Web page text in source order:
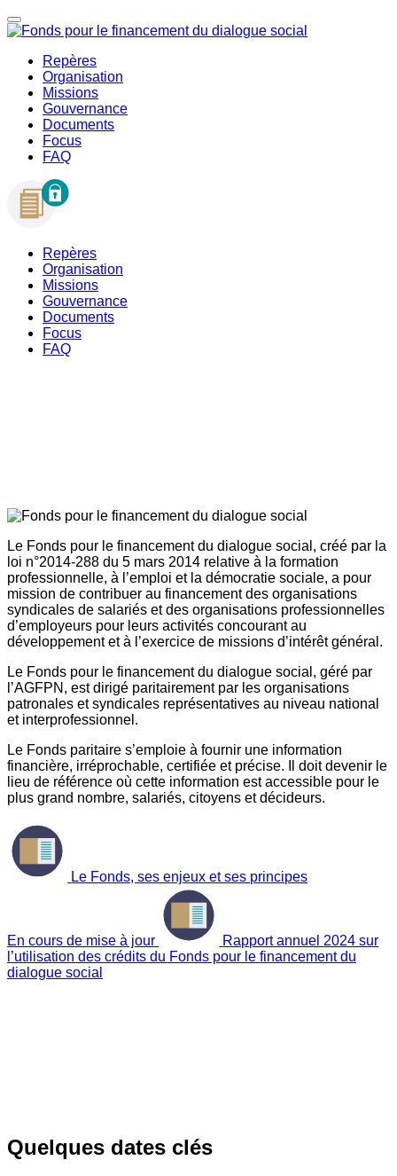
Repères
Organisation
Missions
Gouvernance
Documents
Focus
FAQ
Repères
Organisation
Missions
Gouvernance
Documents
Focus
FAQ
Le Fonds pour le financement du dialogue social, créé par la
loi n°2014-288 du 5 mars 2014 relative à la formation
professionnelle, à l’emploi et la démocratie sociale, a pour
mission de contribuer au financement des organisations
syndicales de salariés et des organisations professionnelles
d’employeurs pour leurs activités concourant au
développement et à l’exercice de missions d’intérêt général.
Le Fonds pour le financement du dialogue social, géré par
l’AGFPN, est dirigé paritairement par les organisations
patronales et syndicales représentatives au niveau national
et interprofessionnel.
Le Fonds paritaire s’emploie à fournir une information
financière, irréprochable, certifiée et précise. Il doit devenir le
lieu de référence où cette information est accessible pour le
plus grand nombre, salariés, citoyens et décideurs.
Le Fonds, ses enjeux et ses principes
En cours de mise à jour
Rapport annuel 2024 sur
l’utilisation des crédits du Fonds pour le financement du
dialogue social
Quelques dates clés